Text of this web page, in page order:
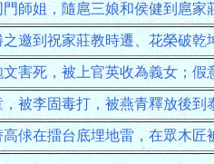
師姐，隨扈三娘和侯健到扈家
邀到祝家莊教時遷、花榮破乾
害死，被上官英收為義女；
被李固毒打，被燕青釋放後
俅在擂台底埋地雷，在眾木